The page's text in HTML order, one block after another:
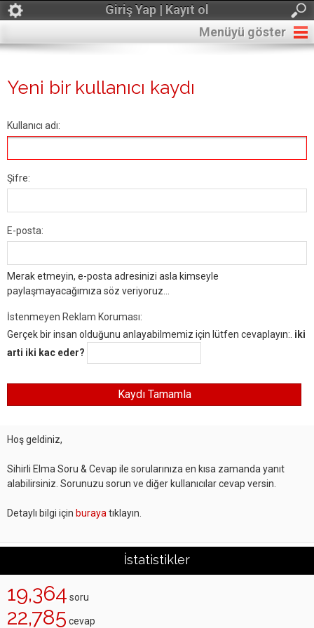
Giriş Yap | Kayıt ol
Menüyü göster
Yeni bir kullanıcı kaydı
Kullanıcı adı:
Şifre:
E-posta:
Merak etmeyin, e-posta adresinizi asla kimseyle
paylaşmayacağımıza söz veriyoruz...
İstenmeyen Reklam Koruması:
Gerçek bir insan olduğunu anlayabilmemiz için lütfen cevaplayın:. iki
arti iki kac eder?
Hoş geldiniz,
Sihirli Elma Soru & Cevap ile sorularınıza en kısa zamanda yanıt
alabilirsiniz. Sorunuzu sorun ve diğer kullanıcılar cevap versin.
Detaylı bilgi için buraya tıklayın.
İstatistikler
19,364 soru
22,785 cevap